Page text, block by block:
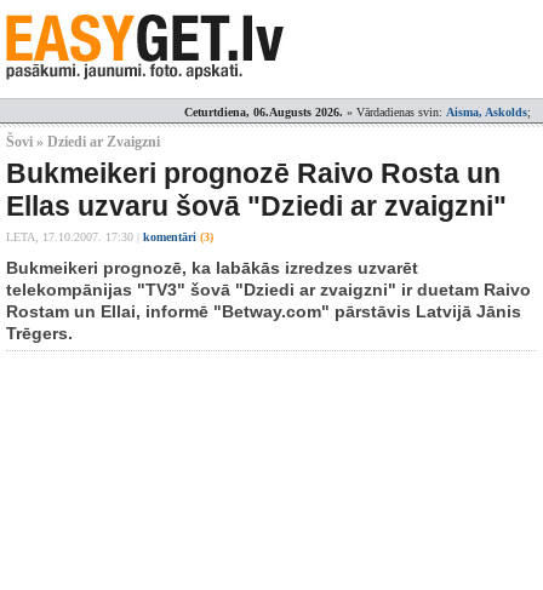
Ceturtdiena, 06.Augusts 2026. » Vārdadienas svin: Aisma, Askolds;
Šovi » Dziedi ar Zvaigzni
Bukmeikeri prognozē Raivo Rosta un
Ellas uzvaru šovā "Dziedi ar zvaigzni"
LETA, 17.10.2007. 17:30 komentāri (3)
Bukmeikeri prognozē, ka labākās izredzes uzvarēt
telekompānijas "TV3" šovā "Dziedi ar zvaigzni" ir duetam Raivo
Rostam un Ellai, informē "Betway.com" pārstāvis Latvijā Jānis
Trēgers.